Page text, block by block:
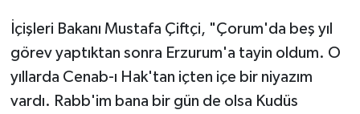
İçişleri Bakanı Mustafa Çiftçi, "Çorum'da beş yıl
görev yaptıktan sonra Erzurum'a tayin oldum. O
yıllarda Cenab-ı Hak'tan içten içe bir niyazım
vardı. Rabb'im bana bir gün de olsa Kudüs